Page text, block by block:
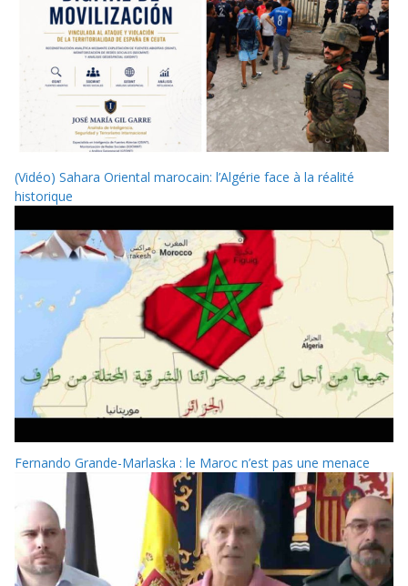
(Vidéo) Sahara Oriental marocain: l’Algérie face à la réalité
historique
Fernando Grande-Marlaska : le Maroc n’est pas une menace